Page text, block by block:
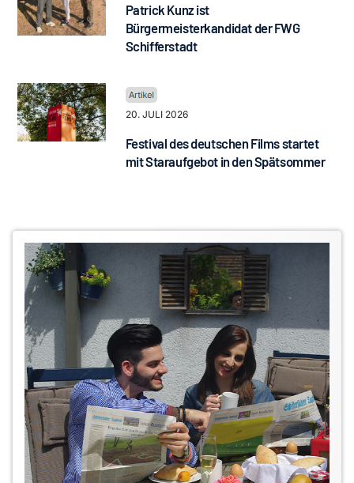
Patrick Kunz ist
Bürgermeisterkandidat der FWG
Schifferstadt
20. JULI 2026
Festival des deutschen Films startet
mit Staraufgebot in den Spätsommer